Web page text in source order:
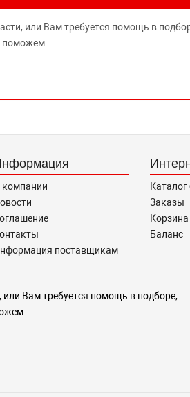
или Вам требуется помощь в
поможем.
поставщикам
Заказы
Корзина
Баланс
Вам требуется помощь в подборе,